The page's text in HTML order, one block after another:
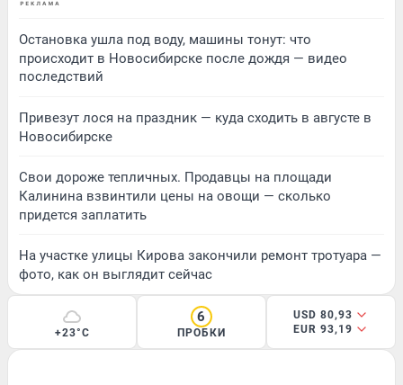
Остановка ушла под воду, машины тонут: что
происходит в Новосибирске после дождя — видео
последствий
Привезут лося на праздник — куда сходить в августе в
Новосибирске
Свои дороже тепличных. Продавцы на площади
Калинина взвинтили цены на овощи — сколько
придется заплатить
На участке улицы Кирова закончили ремонт тротуара —
фото, как он выглядит сейчас
+23°C
6
ПРОБКИ
USD 80,93
EUR 93,19